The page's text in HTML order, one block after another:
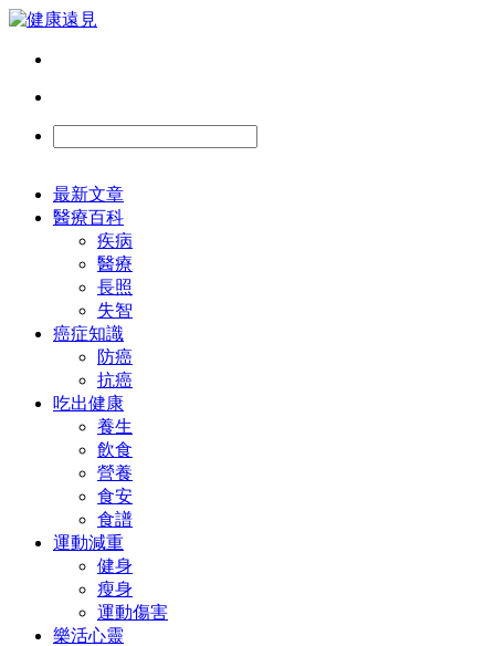
最新文章
醫療百科
疾病
醫療
長照
失智
癌症知識
防癌
抗癌
吃出健康
養生
飲食
營養
食安
食譜
運動減重
健身
瘦身
運動傷害
樂活心靈